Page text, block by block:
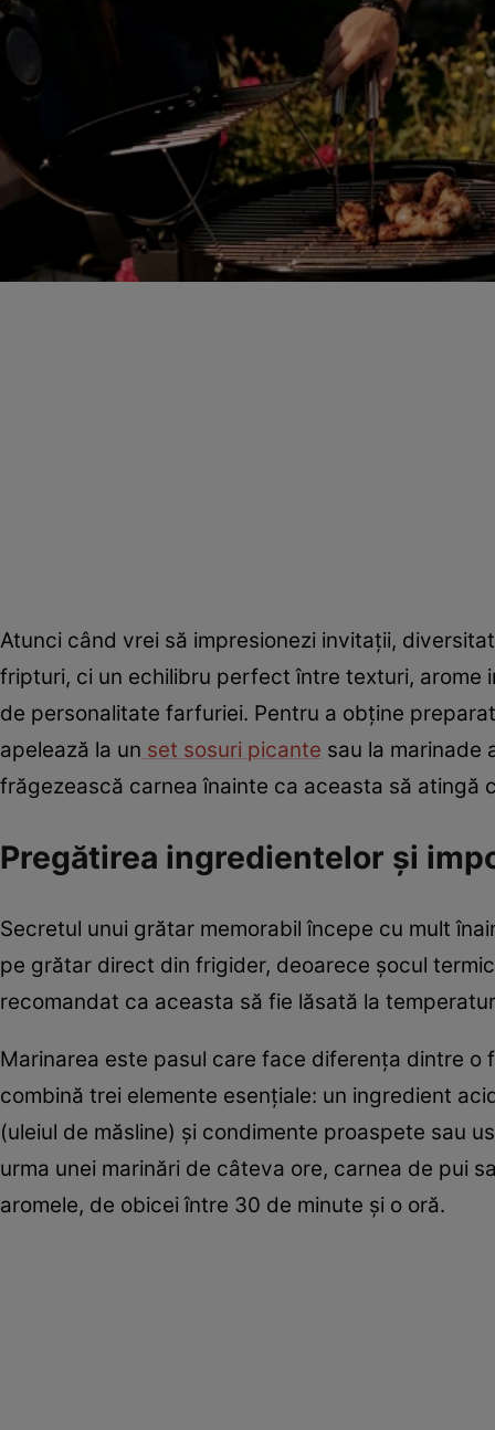
Atunci când vrei să impresionezi invitații,
fripturi, ci un echilibru perfect între texturi, arome
de personalitate farfuriei. Pentru a obține
apelează la un set sosuri picante sau la marinade
frăgezească carnea înainte ca aceasta să atingă
Pregătirea ingredientelor și
Secretul unui grătar memorabil începe cu mult
pe grătar direct din frigider, deoarece șocul
recomandat ca aceasta să fie lăsată la
Marinarea este pasul care face diferența dintre
combină trei elemente esențiale: un ingredient
(uleiul de măsline) și condimente proaspete sau
urma unei marinări de câteva ore, carnea de pui
aromele, de obicei între 30 de minute și o oră.